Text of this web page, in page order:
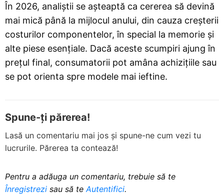
În 2026, analiștii se așteaptă ca cererea să devină
mai mică până la mijlocul anului, din cauza creșterii
costurilor componentelor, în special la memorie și
alte piese esențiale. Dacă aceste scumpiri ajung în
prețul final, consumatorii pot amâna achizițiile sau
se pot orienta spre modele mai ieftine.
Spune-ți părerea!
Lasă un comentariu mai jos și spune-ne cum vezi tu
lucrurile. Părerea ta contează!
Pentru a adăuga un comentariu, trebuie să te
Înregistrezi sau să te Autentifici.